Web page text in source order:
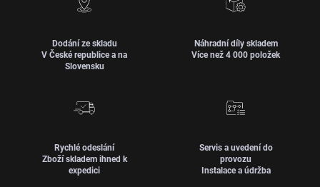
Dodání ze skladu
V České republice a na
Slovensku
Náhradní díly skladem
Více než 4 000 položek
Rychlé odeslání
Zboží skladem ihned k
expedici
Servis a uvedení do
provozu
Instalace a údržba